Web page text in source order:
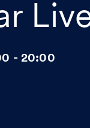
- 20:00